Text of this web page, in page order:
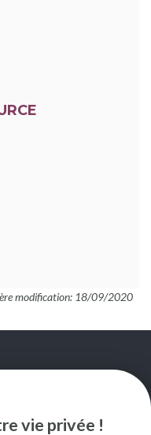
vie privée !
modification: 18/09/2020